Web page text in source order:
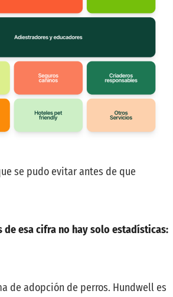
se pudo evitar antes de que
de esa cifra no hay solo estadísticas:
de adopción de perros. Hundwell es